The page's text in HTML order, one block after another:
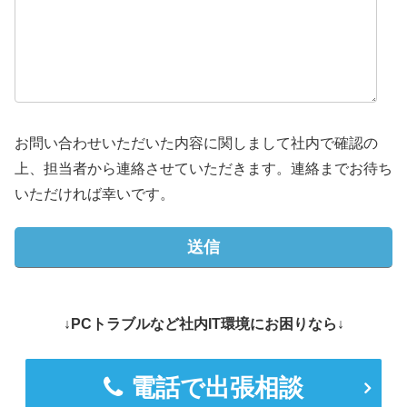
お問い合わせいただいた内容に関しまして社内で確認の
上、担当者から連絡させていただきます。連絡までお待ち
いただければ幸いです。
↓PCトラブルなど社内IT環境にお困りなら↓
電話で出張相談